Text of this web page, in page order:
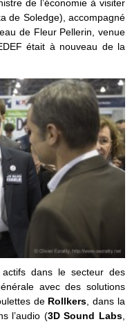
de l’économie à visiter
de Soledge), accompagné
de Fleur Pellerin, venue
était à nouveau de la
actifs dans le secteur des
avec des solutions
de Rollkers , dans la
l’audio (3D Sound Labs